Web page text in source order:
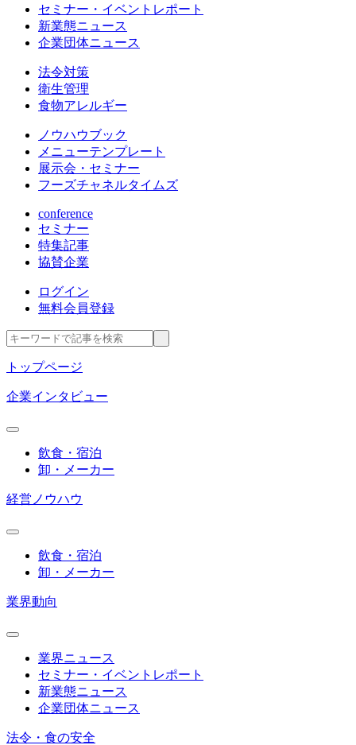
セミナー・イベントレポート
新業態ニュース
企業団体ニュース
法令対策
衛生管理
食物アレルギー
ノウハウブック
メニューテンプレート
展示会・セミナー
フーズチャネルタイムズ
conference
セミナー
特集記事
協賛企業
ログイン
無料会員登録
トップページ
企業インタビュー
飲食・宿泊
卸・メーカー
経営ノウハウ
飲食・宿泊
卸・メーカー
業界動向
業界ニュース
セミナー・イベントレポート
新業態ニュース
企業団体ニュース
法令・食の安全